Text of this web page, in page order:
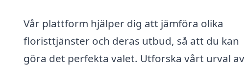
Vår plattform hjälper dig att jämföra olika
floristtjänster och deras utbud, så att du kan
göra det perfekta valet. Utforska vårt urval av